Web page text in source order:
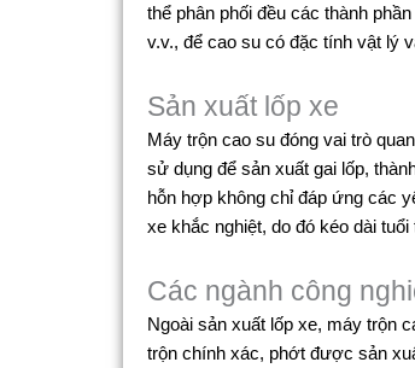
thể phân phối đều các thành
v.v., để cao su có đặc tính vật lý
Sản xuất lốp xe
Máy trộn cao su đóng vai trò
sử dụng để sản xuất gai lốp,
hỗn hợp không chỉ đáp ứng các
xe khắc nghiệt, do đó kéo dài tuổi
Các ngành công
Ngoài sản xuất lốp xe, máy trộn
trộn chính xác, phớt được sản